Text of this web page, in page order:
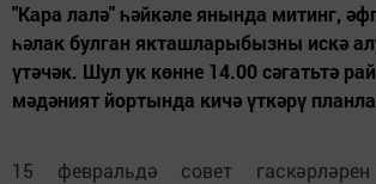
"Кара лалә" һәйкәле янында митинг,
һәлак булган якташларыбызны искә
үтәчәк. Шул ук көнне 14.00 сәгатьтә
мәдәният йортында кичә үткәрү
15 февральдә совет гаскәрләрен